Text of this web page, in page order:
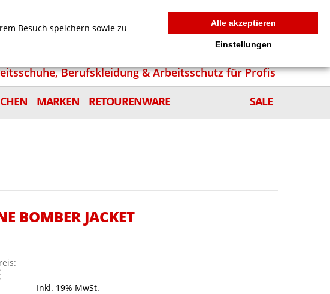
MEIN WARENKORB 0
Berufskleidung & Arbeitsschutz für Profis
MARKEN RETOURENWARE SALE
BOMBER JACKET
Inkl. 19% MwSt.
Besuch speichern sowie zu
Alle akzeptieren
Einstellungen